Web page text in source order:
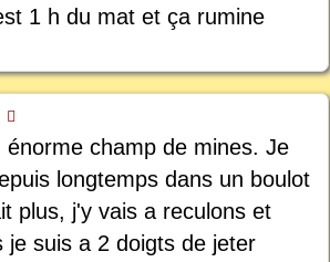
1 h du mat et ça rumine
énorme champ de mines. Je
longtemps dans un boulot
plus, j'y vais a reculons et
je suis a 2 doigts de jeter